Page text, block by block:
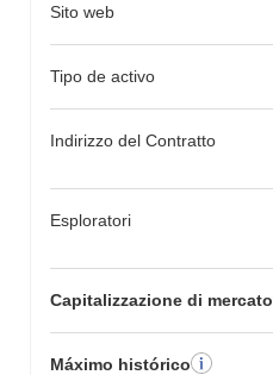
Sito web
Tipo de activo
Indirizzo del Contratto
Esploratori
Capitalizzazione di mercato
Máximo histórico